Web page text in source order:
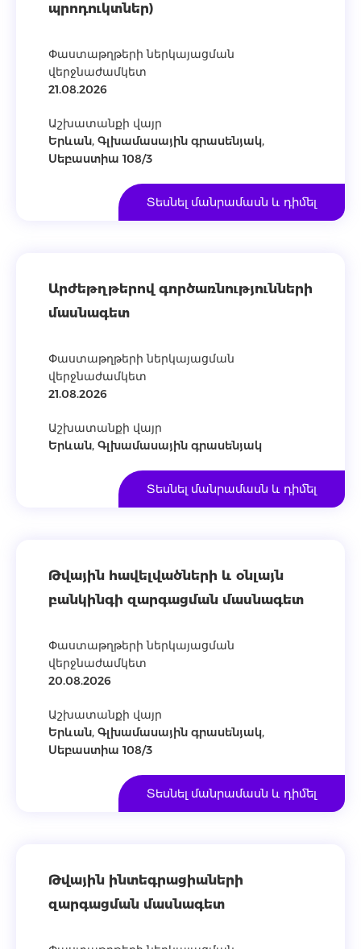
պրոդուկտներ)
Փաստաթղթերի ներկայացման
վերջնաժամկետ
21.08.2026
Աշխատանքի վայր
Երևան, Գլխամասային գրասենյակ,
Սեբաստիա 108/3
Տեսնել մանրամասն և դիմել
Արժեթղթերով գործառնությունների
մասնագետ
Փաստաթղթերի ներկայացման
վերջնաժամկետ
21.08.2026
Աշխատանքի վայր
Երևան, Գլխամասային գրասենյակ
Տեսնել մանրամասն և դիմել
Թվային հավելվածների և օնլայն
բանկինգի զարգացման մասնագետ
Փաստաթղթերի ներկայացման
վերջնաժամկետ
20.08.2026
Աշխատանքի վայր
Երևան, Գլխամասային գրասենյակ,
Սեբաստիա 108/3
Տեսնել մանրամասն և դիմել
Թվային ինտեգրացիաների
զարգացման մասնագետ